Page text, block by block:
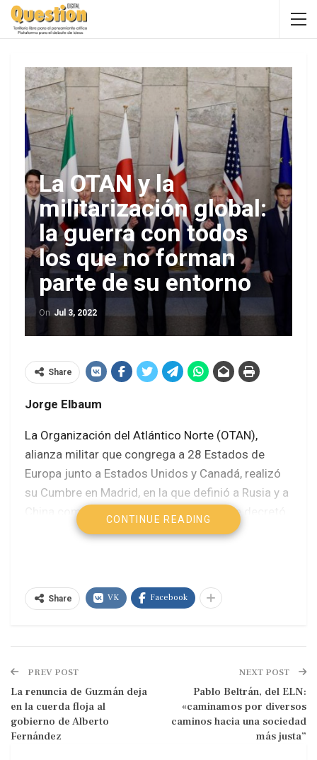
La OTAN y la
militarización global:
la guerra con todos
los que no forman
parte de su entorno
On Jul 3, 2022
Share
Jorge Elbaum
La Organización del Atlántico Norte (OTAN),
alianza militar que congrega a 28 Estados de
Europa junto a Estados Unidos y Canadá, realizó
su Cumbre en Madrid, en la que definió a Rusia y a
China como sus enemigos al tiempo que decretó
el final de la etapa de la globalización neoliberal.
consolidación de dos bloques geopolíticos y una
subsecuente reconfiguración de las relaciones
jueves, expresa el Nuevo Concepto Estratégico de
Madrid, basado en una cobertura planetaria. Entre
22 puntos se consigna la necesidad de enfrentar
las “amenazas cibernéticas, espaciales, híbridas y
CONTINUE READING
Share VK Facebook
PREV POST
La renuncia de Guzmán deja
en la cuerda floja al
gobierno de Alberto
Fernández
NEXT POST
Pablo Beltrán, del ELN:
«caminamos por diversos
caminos hacia una sociedad
más justa”